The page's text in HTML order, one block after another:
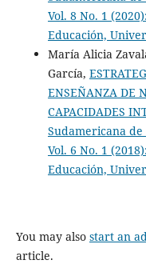
Vol. 8 No. 1
Educación,
María Alicia
García,
ENSEÑANZA DE
CAPACIDADES
Sudamericana
Vol. 6 No. 1
Educación,
You may also start an
article.